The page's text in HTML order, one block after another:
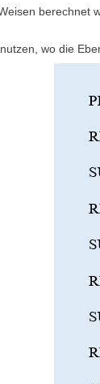
berechnet
wo die